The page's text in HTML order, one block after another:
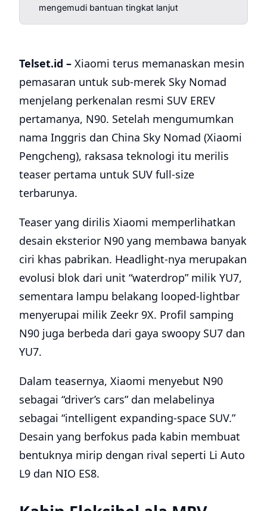
mengemudi bantuan tingkat lanjut
Telset.id – Xiaomi terus memanaskan mesin
pemasaran untuk sub-merek Sky Nomad
menjelang perkenalan resmi SUV EREV
pertamanya, N90. Setelah mengumumkan
nama Inggris dan China Sky Nomad (Xiaomi
Pengcheng), raksasa teknologi itu merilis
teaser pertama untuk SUV full-size
terbarunya.
Teaser yang dirilis Xiaomi memperlihatkan
desain eksterior N90 yang membawa banyak
ciri khas pabrikan. Headlight-nya merupakan
evolusi blok dari unit “waterdrop” milik YU7,
sementara lampu belakang looped-lightbar
menyerupai milik Zeekr 9X. Profil samping
N90 juga berbeda dari gaya swoopy SU7 dan
YU7.
Dalam teasernya, Xiaomi menyebut N90
sebagai “driver’s cars” dan melabelinya
sebagai “intelligent expanding-space SUV.”
Desain yang berfokus pada kabin membuat
bentuknya mirip dengan rival seperti Li Auto
L9 dan NIO ES8.